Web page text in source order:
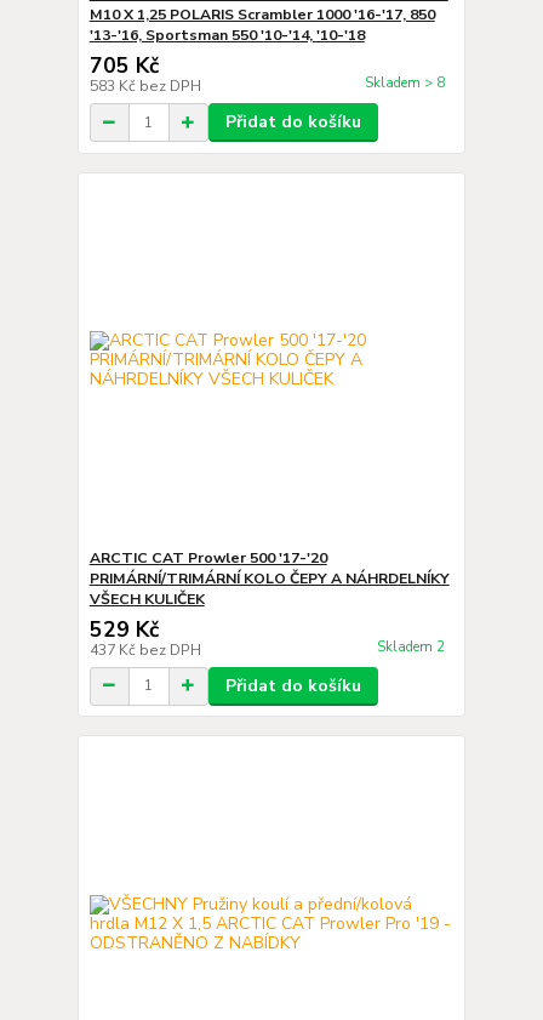
M10 X 1,25 POLARIS Scrambler 1000 '16-'17, 850
'13-'16, Sportsman 550 '10-'14, '10-'18
705 Kč
583 Kč bez DPH Skladem > 8
Přidat do košíku
ARCTIC CAT Prowler 500 '17-'20
PRIMÁRNÍ/TRIMÁRNÍ KOLO ČEPY A NÁHRDELNÍKY
VŠECH KULIČEK
529 Kč
437 Kč bez DPH Skladem 2
Přidat do košíku